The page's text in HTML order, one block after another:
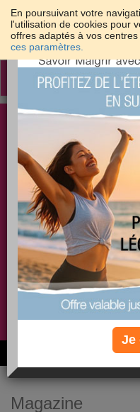
En poursuivant votre
l'utilisation de cookies pour
offres adaptés à vos centres
ces paramètres.
Toggle
Les meilleures
PLUS
EFFICACE
Non, je
6M de personnes ont
Magazine
Je